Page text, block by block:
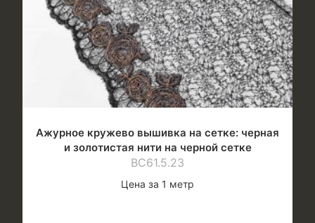
Ажурное кружево вышивка на сетке: черная
и золотистая нити на черной сетке
ВС61.5.23
Цена за 1 метр